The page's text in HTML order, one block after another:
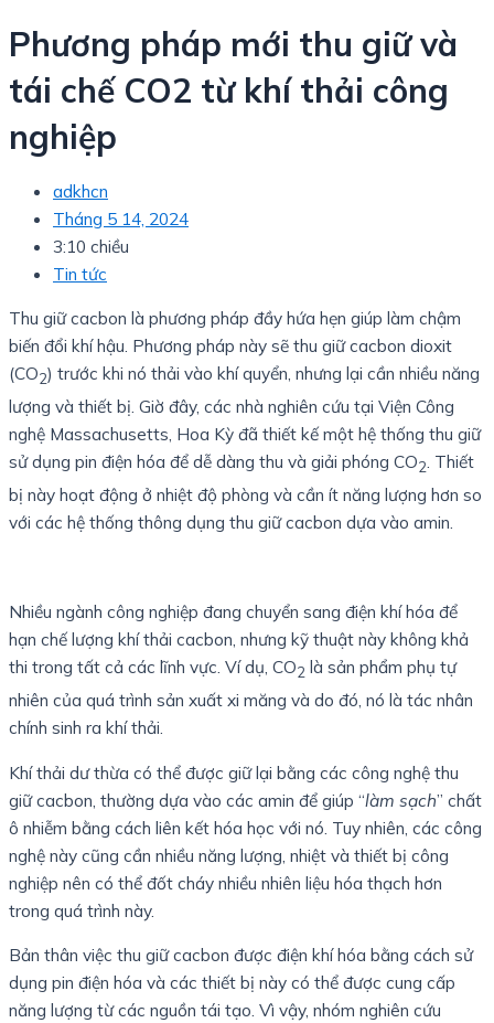
Phương pháp mới thu giữ và
tái chế CO2 từ khí thải công
nghiệp
adkhcn
Tháng 5 14, 2024
3:10 chiều
Tin tức
Thu giữ cacbon là phương pháp đầy hứa hẹn giúp làm chậm
biến đổi khí hậu. Phương pháp này sẽ thu giữ cacbon dioxit
(CO2) trước khi nó thải vào khí quyển, nhưng lại cần nhiều năng
lượng và thiết bị. Giờ đây, các nhà nghiên cứu tại Viện Công
nghệ Massachusetts, Hoa Kỳ đã thiết kế một hệ thống thu giữ
sử dụng pin điện hóa để dễ dàng thu và giải phóng CO2. Thiết
bị này hoạt động ở nhiệt độ phòng và cần ít năng lượng hơn so
với các hệ thống thông dụng thu giữ cacbon dựa vào amin.
Nhiều ngành công nghiệp đang chuyển sang điện khí hóa để
hạn chế lượng khí thải cacbon, nhưng kỹ thuật này không khả
thi trong tất cả các lĩnh vực. Ví dụ, CO2 là sản phẩm phụ tự
nhiên của quá trình sản xuất xi măng và do đó, nó là tác nhân
chính sinh ra khí thải.
Khí thải dư thừa có thể được giữ lại bằng các công nghệ thu
giữ cacbon, thường dựa vào các amin để giúp “làm sạch” chất
ô nhiễm bằng cách liên kết hóa học với nó. Tuy nhiên, các công
nghệ này cũng cần nhiều năng lượng, nhiệt và thiết bị công
nghiệp nên có thể đốt cháy nhiều nhiên liệu hóa thạch hơn
trong quá trình này.
Bản thân việc thu giữ cacbon được điện khí hóa bằng cách sử
dụng pin điện hóa và các thiết bị này có thể được cung cấp
năng lượng từ các nguồn tái tạo. Vì vậy, nhóm nghiên cứu